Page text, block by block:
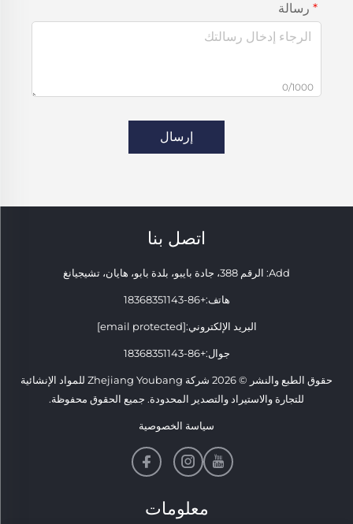
رسالة
0/1000
إرسال
اتصل بنا
Add: الرقم 388، جادة بايبو، بلدة بابو، هايان، تشيجيانغ
هاتف:+86-18368351143
البريد الإلكتروني:[email protected]
جوال:+86-18368351143
حقوق الطبع والنشر © 2026 شركة Zhejiang Youbang للمواد الإنشائية
للتجارة والاستيراد والتصدير المحدودة. جميع الحقوق محفوظة.
سياسة الخصوصية
معلومات